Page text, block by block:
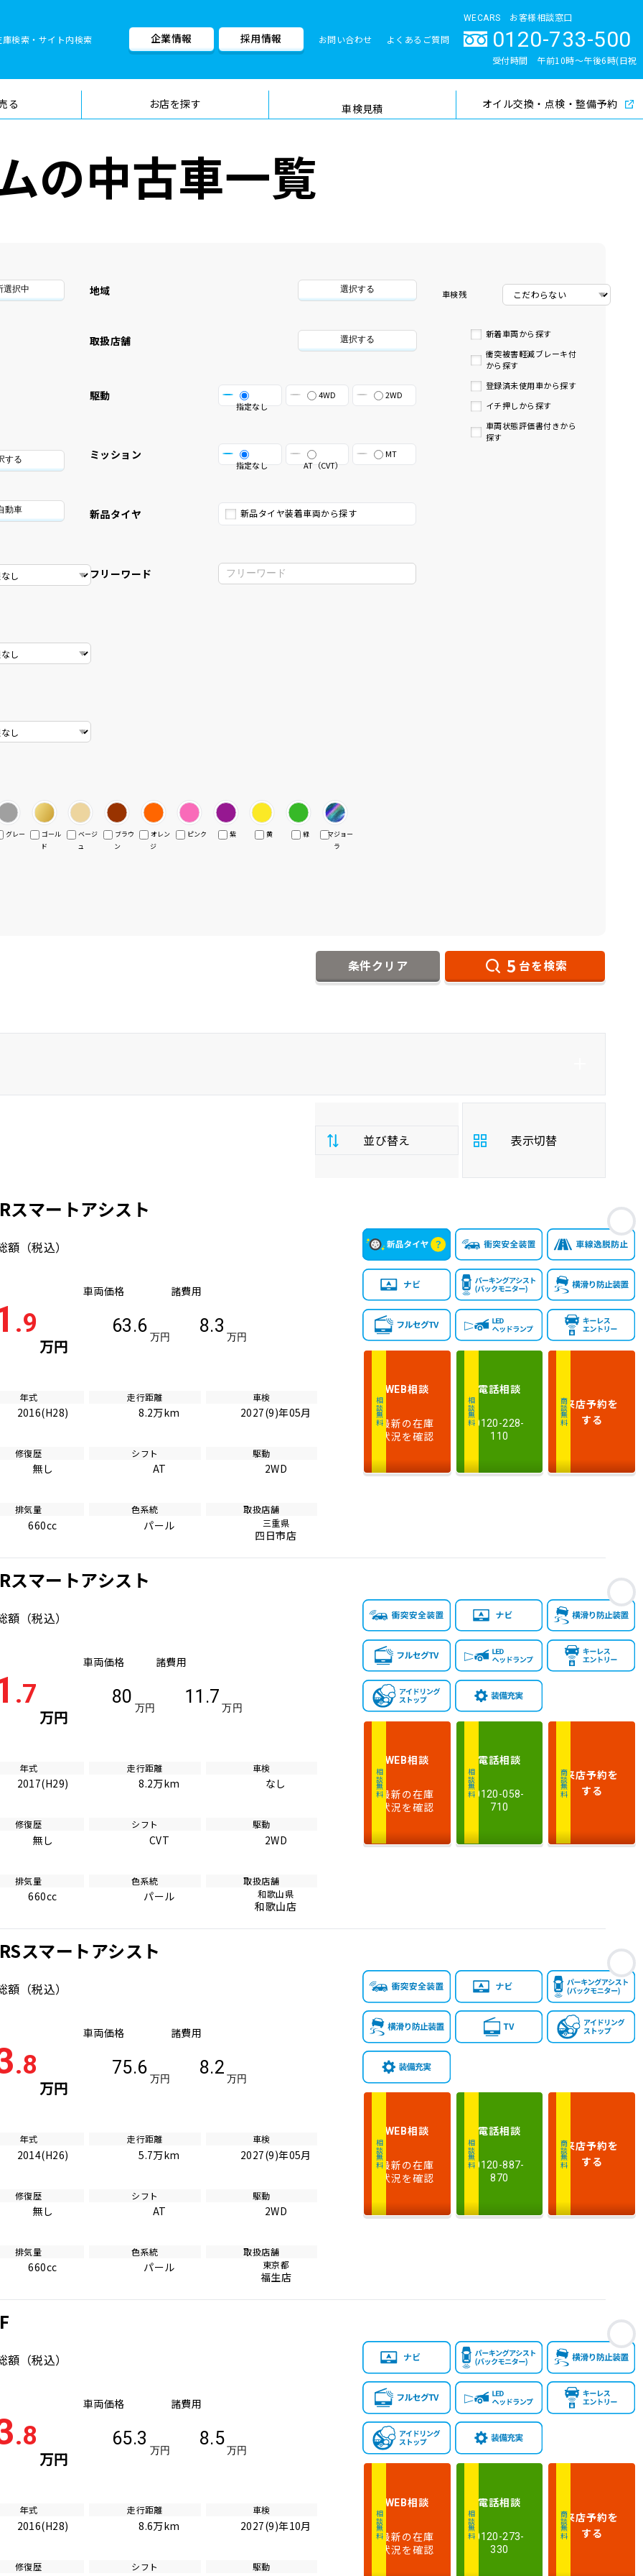
庫検索・サイト内検索
検索
企業情報 採用情報 お問い合わせ よくあるご質問
WECARS お客様相談窓口
0120-733-500
受付時間 午前10時〜午後6時(日祝
る お店を探す 車検見積
車検料金・メニュー 品質管理とサポート体制
オイル交換・点検・整備予約
の中古車一覧
選択中
する
動車
地域 選択する
取扱店舗 選択する
駆動
指定なし
4WD 2WD
ミッション
指定なし AT（CVT）
MT
新品タイヤ 新品タイヤ装着車両から探す
フリーワード
車検残
新着車両から探す
衝突被害軽減ブレーキ付
から探す
登録済未使用車から探す
イチ押しから探す
車両状態評価書付きから
探す
グレー
ゴール
ド
ベージ
ュ
ブラウ
ン
オレン
ジ
ピンク 紫 黄 緑
マジョー
ラ
条件クリア 5 台を検索
並び替え
払
総
安い順 高い順
年
式
新しい順 古い順
走
行
少ない順 多い順
気
量
大きい順 小さい順
検
多い順 少ない順
表示切替
お
スマートアシスト
額 （税込）
.9
万円
車両価格
63.6
万円
諸費用
8.3
万円
年式
2016(H28)
走行距離
8.2万km
車検
2027(9)年05月
修復歴
無し
シフト
AT
駆動
2WD
排気量
660cc
色系統
パール
取扱店舗
三重県
四日市店
相談無料
WEB相談
最新の在庫
状況を確認
相談無料
電話相談
0120-228-
110
商談無料来店予約を
する
お
スマートアシスト
額 （税込）
.7
万円
車両価格
80
万円
諸費用
11.7
万円
年式
2017(H29)
走行距離
8.2万km
車検
なし
修復歴
無し
シフト
CVT
駆動
2WD
排気量
660cc
色系統
パール
取扱店舗
和歌山県
和歌山店
相談無料
WEB相談
最新の在庫
状況を確認
相談無料
電話相談
0120-058-
710
商談無料来店予約を
する
お
スマートアシスト
額 （税込）
.8
万円
車両価格
75.6
万円
諸費用
8.2
万円
年式
2014(H26)
走行距離
5.7万km
車検
2027(9)年05月
修復歴
無し
シフト
AT
駆動
2WD
排気量
660cc
色系統
パール
取扱店舗
東京都
福生店
相談無料
WEB相談
最新の在庫
状況を確認
相談無料
電話相談
0120-887-
870
商談無料来店予約を
する
お
額 （税込）
.8
万円
車両価格
65.3
万円
諸費用
8.5
万円
年式
2016(H28)
走行距離
8.6万km
車検
2027(9)年10月
修復歴 シフト 駆動
相談無料
WEB相談
最新の在庫
状況を確認
相談無料
電話相談
0120-273-
330
商談無料来店予約を
する